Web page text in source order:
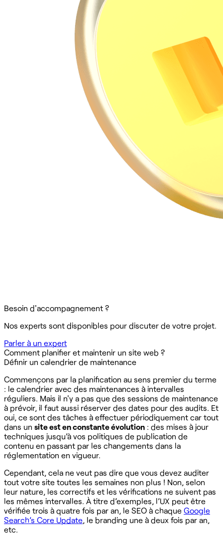
Besoin d'accompagnement ?
Nos experts sont disponibles pour discuter de votre projet.
Parler à un expert
Comment planifier et maintenir un site web ?
Définir un calendrier de maintenance
Commençons par la planification au sens premier du terme
: le calendrier avec des maintenances à intervalles
réguliers. Mais il n'y a pas que des sessions de maintenance
à prévoir, il faut aussi réserver des dates pour des audits. Et
oui, ce sont des tâches à effectuer périodiquement car tout
dans un site est en constante évolution : des mises à jour
techniques jusqu’à vos politiques de publication de
contenu en passant par les changements dans la
réglementation en vigueur. ‍
Cependant, cela ne veut pas dire que vous devez auditer
tout votre site toutes les semaines non plus ! Non, selon
leur nature, les correctifs et les vérifications ne suivent pas
les mêmes intervalles. À titre d’exemples, l’UX peut être
vérifiée trois à quatre fois par an, le SEO à chaque Google
Search’s Core Update, le branding une à deux fois par an,
etc. ‍